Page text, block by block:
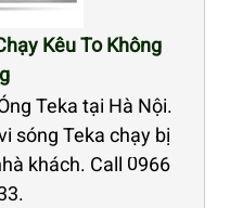
Kêu To Không
Teka tại Hà Nội.
sóng Teka chạy bị
khách. Call 0966